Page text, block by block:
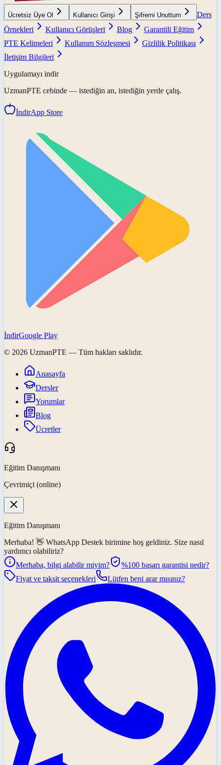
Ücretsiz Üye Ol Kullanıcı Girişi Şifremi Unuttum
Ders
Örnekleri
Kullanıcı Görüşleri Blog
Garantili Eğitim
PTE Kelimeleri
Kullanım Sözleşmesi
Gizlilik Politikası
İletişim Bilgileri
Uygulamayı indir
UzmanPTE cebinde — istediğin an, istediğin yerde çalış.
İndirApp Store
İndirGoogle Play
© 2026 UzmanPTE — Tüm hakları saklıdır.
Anasayfa
Dersler
Yorumlar
Blog
Ücretler
Eğitim Danışmanı
Çevrimiçi (online)
Eğitim Danışmanı
Merhaba! 👋 WhatsApp Destek birimine hoş geldiniz. Size nasıl
yardımcı olabiliriz?
Merhaba, bilgi alabilir miyim?
%100 başarı garantisi nedir?
Fiyat ve taksit seçenekleri
Lütfen beni arar mısınız?